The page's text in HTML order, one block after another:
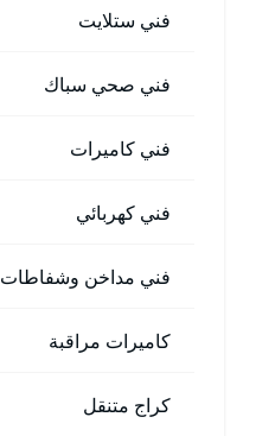
فني ستلايت
فني صحي سباك
فني كاميرات
فني كهربائي
فني مداخن وشفاطات
كاميرات مراقبة
كراج متنقل